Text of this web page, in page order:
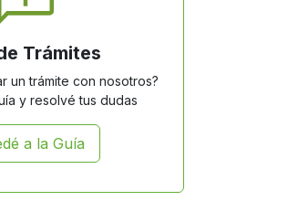
Trámites
un trámite con nosotros?
y resolvé tus dudas
a la Guía